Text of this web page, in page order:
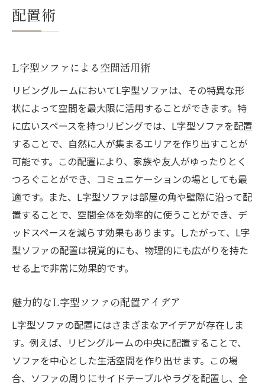
配置術
L字型ソファによる空間活用術
リビングルームにおいてL字型ソファは、その特異な形
状によって空間を最大限に活用することができます。特
に広いスペースを持つリビングでは、L字型ソファを配置
することで、自然に人が集まるエリアを作り出すことが
可能です。この配置により、家族や友人がゆったりとく
つろぐことができ、コミュニケーションの場としても最
適です。また、L字型ソファは部屋の角や壁際に沿って配
置することで、空間全体を効率的に使うことができ、デ
ッドスペースを減らす効果もあります。したがって、L字
型ソファの配置は視覚的にも、物理的にも広がりを持た
せる上で非常に効果的です。
魅力的なL字型ソファの配置アイデア
L字型ソファの配置にはさまざまなアイデアが存在しま
す。例えば、リビングルームの中央に配置することで、
ソファを中心とした生活空間を作り出せます。この場
合、ソファの周りにサイドテーブルやラグを配置し、全